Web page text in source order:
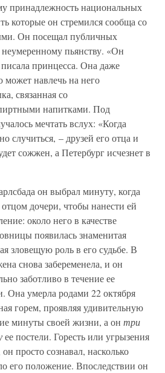
принадлежность национальных
которые он стремился сообща со
Он посещал публичных
пьянству. «Он
принцесса. Она даже
может навлечь на него
связанная со
напитками. Под
мечтать вслух: «Когда
случиться, – друзей его отца и
сожжен, а Петербург исчезнет в
он выбрал минуту, когда
дочери, чтобы нанести ей
около него в качестве
появилась знаменитая
зловещую роль в его судьбе. В
снова забеременела, и он
заботливо в течение ее
Она умерла родами 22 октября
горем, проявляя удивительную
минуты своей жизни, а он три
ее постели. Горесть или угрызения
просто сознавал, насколько
его положение. Впоследствии он